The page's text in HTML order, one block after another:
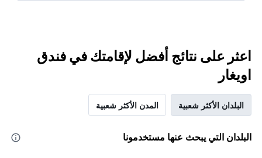
اعثر على نتائج أفضل لإقامتك في فندق
اويغار
البلدان الأكثر شعبية المدن الأكثر شعبية
البلدان التي يبحث عنها مستخدمونا